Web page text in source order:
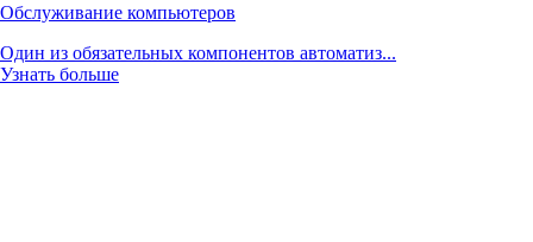
Обслуживание компьютеров
Один из обязательных компонентов автоматиз...
Узнать больше